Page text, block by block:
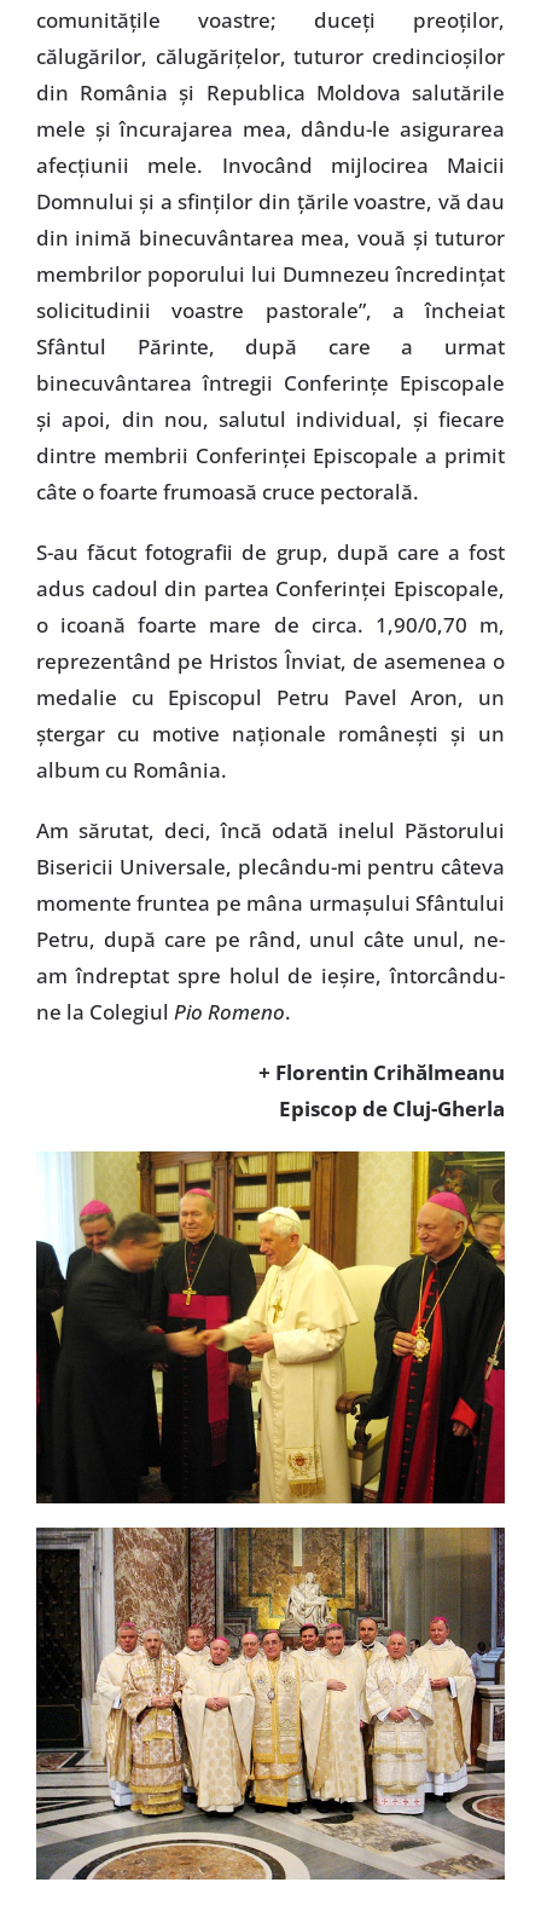
comunităţile voastre; duceţi preoţilor,
călugărilor, călugăriţelor, tuturor credincioşilor
din România şi Republica Moldova salutările
mele şi încurajarea mea, dându-le asigurarea
afecţiunii mele. Invocând mijlocirea Maicii
Domnului şi a sfinţilor din ţările voastre, vă dau
din inimă binecuvântarea mea, vouă şi tuturor
membrilor poporului lui Dumnezeu încredinţat
solicitudinii voastre pastorale”, a încheiat
Sfântul Părinte, după care a urmat
binecuvântarea întregii Conferinţe Episcopale
şi apoi, din nou, salutul individual, şi fiecare
dintre membrii Conferinţei Episcopale a primit
câte o foarte frumoasă cruce pectorală.
S-au făcut fotografii de grup, după care a fost
adus cadoul din partea Conferinţei Episcopale,
o icoană foarte mare de circa. 1,90/0,70 m,
reprezentând pe Hristos Înviat, de asemenea o
medalie cu Episcopul Petru Pavel Aron, un
ştergar cu motive naţionale româneşti şi un
album cu România.
Am sărutat, deci, încă odată inelul Păstorului
Bisericii Universale, plecându-mi pentru câteva
momente fruntea pe mâna urmaşului Sfântului
Petru, după care pe rând, unul câte unul, ne-
am îndreptat spre holul de ieşire, întorcându-
ne la Colegiul Pio Romeno.
+ Florentin Crihălmeanu
Episcop de Cluj-Gherla